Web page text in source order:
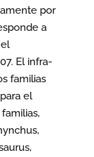
por
a
El infra-
familias
el